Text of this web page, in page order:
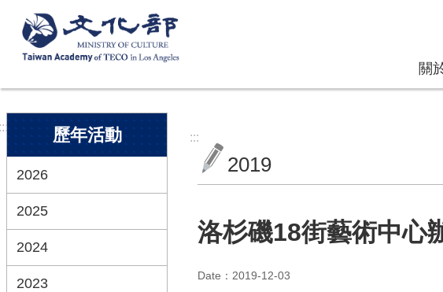
跳到主要內容區塊
關
歷年活動
2026
2025
2024
2023
:::
2019
洛杉磯18街藝術中心
Date：2019-12-03